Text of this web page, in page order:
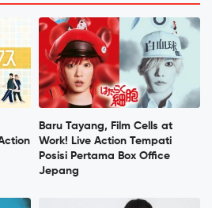
Baru Tayang, Film Cells at
Work! Live Action Tempati
Posisi Pertama Box Office
Jepang